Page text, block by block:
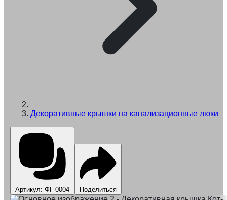
Декоративные крышки на канализационные люки
Артикул: ФГ-0004 Поделиться